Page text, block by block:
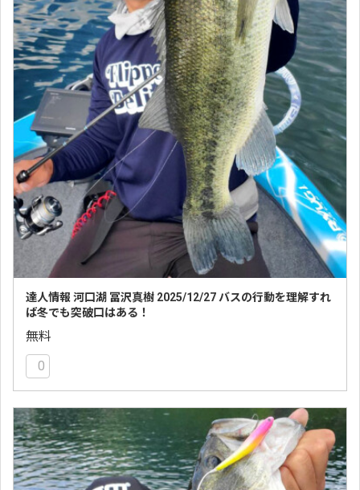
達人情報 河口湖 冨沢真樹 2025/12/27 バスの行動を理解すれ
ば冬でも突破口はある！
無料
0